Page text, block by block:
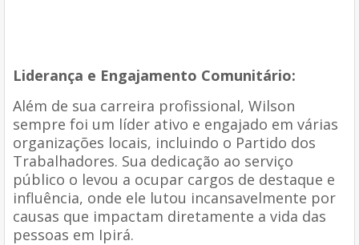
Liderança e Engajamento Comunitário:
Além de sua carreira profissional, Wilson
sempre foi um líder ativo e engajado em várias
organizações locais, incluindo o Partido dos
Trabalhadores. Sua dedicação ao serviço
público o levou a ocupar cargos de destaque e
influência, onde ele lutou incansavelmente por
causas que impactam diretamente a vida das
pessoas em Ipirá.